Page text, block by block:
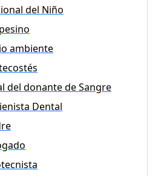
del Niño
ambiente
del donante de Sangre
Dental